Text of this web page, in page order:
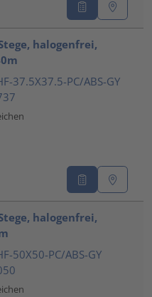
halogenfrei,
37.5X37.5-PC/ABS-GY
halogenfrei,
50X50-PC/ABS-GY